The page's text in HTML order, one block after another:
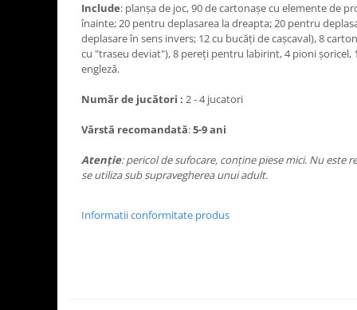
Include: planșa de joc, 90 de cartonașe cu elemente de
înainte; 20 pentru deplasarea la dreapta; 20 pentru
deplasare în sens invers; 12 cu bucăți de cașcaval), 8
cu "traseu deviat"), 8 pereți pentru labirint, 4 pioni șoricel,
engleză.
Număr de jucători : 2 - 4 jucatori
Vărstă recomandată:5-9 ani
Atenție: pericol de sufocare, conține piese mici. Nu este
se utiliza sub supravegherea unui adult.
Informatii conformitate produs